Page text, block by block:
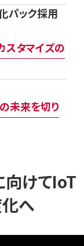
パック採用
スタマイズの
未来を切り
けてIoT
へ